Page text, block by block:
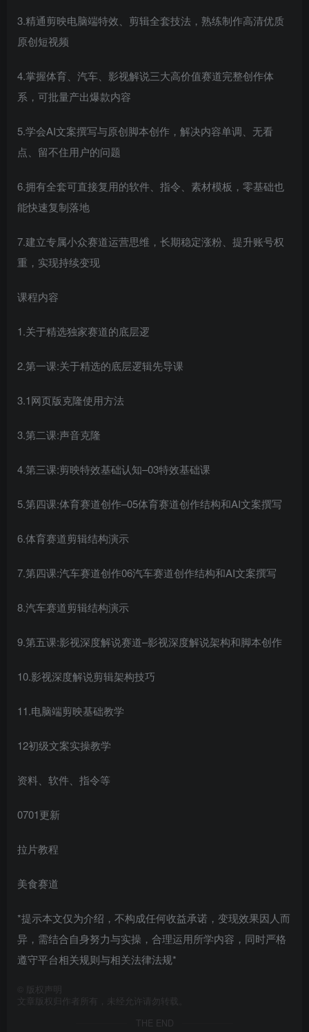
3.精通剪映电脑端特效、剪辑全套技法，熟练制作高清优质
原创短视频
4.掌握体育、汽车、影视解说三大高价值赛道完整创作体
系，可批量产出爆款内容
5.学会AI文案撰写与原创脚本创作，解决内容单调、无看
点、留不住用户的问题
6.拥有全套可直接复用的软件、指令、素材模板，零基础也
能快速复制落地
7.建立专属小众赛道运营思维，长期稳定涨粉、提升账号权
重，实现持续变现
课程内容
1.关于精选独家赛道的底层逻
2.第一课:关于精选的底层逻辑先导课
3.1网页版克隆使用方法
3.第二课:声音克隆
4.第三课:剪映特效基础认知–03特效基础课
5.第四课:体育赛道创作–05体育赛道创作结构和AI文案撰写
6.体育赛道剪辑结构演示
7.第四课:汽车赛道创作06汽车赛道创作结构和AI文案撰写
8.汽车赛道剪辑结构演示
9.第五课:影视深度解说赛道–影视深度解说架构和脚本创作
10.影视深度解说剪辑架构技巧
11.电脑端剪映基础教学
12初级文案实操教学
资料、软件、指令等
0701更新
拉片教程
美食赛道
*提示本文仅为介绍，不构成任何收益承诺，变现效果因人而
异，需结合自身努力与实操，合理运用所学内容，同时严格
遵守平台相关规则与相关法律法规*
版权声明
文章版权归作者所有，未经允许请勿转载。
THE END